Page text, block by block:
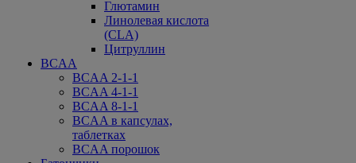
Глютамин
Линолевая кислота
(CLA)
Цитруллин
BCAA
BCAA 2-1-1
BCAA 4-1-1
BCAA 8-1-1
BCAA в капсулах,
таблетках
BCAA порошок